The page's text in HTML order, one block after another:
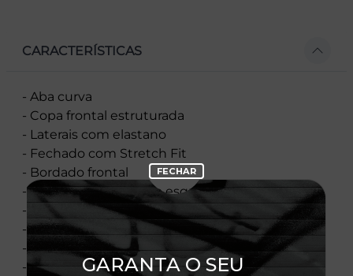
CARACTERÍSTICAS
- Aba curva
- Copa frontal estruturada
- Laterais com elastano
- Fechado com Stretch Fit
- Bordado frontal
- Flag bordada no lado esquerdo
- Material: Sarja
- Composição: 95 % Poliéster 5% Elastano
- Importado
- Licença Oficial